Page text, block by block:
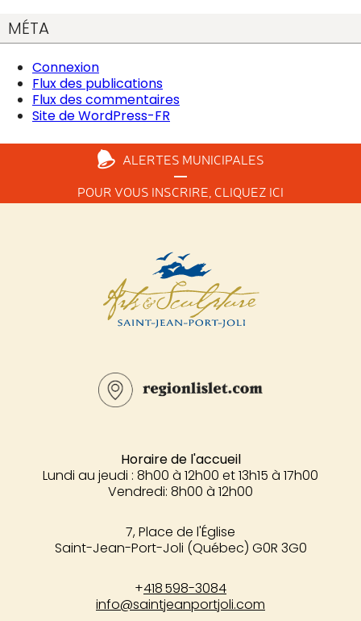
MÉTA
Connexion
Flux des publications
Flux des commentaires
Site de WordPress-FR
ALERTES MUNICIPALES
POUR VOUS INSCRIRE, CLIQUEZ ICI
Horaire de l'accueil
Lundi au jeudi : 8h00 à 12h00 et 13h15 à 17h00
Vendredi: 8h00 à 12h00
7, Place de l'Église
Saint-Jean-Port-Joli (Québec) G0R 3G0
+418 598-3084
info@saintjeanportjoli.com